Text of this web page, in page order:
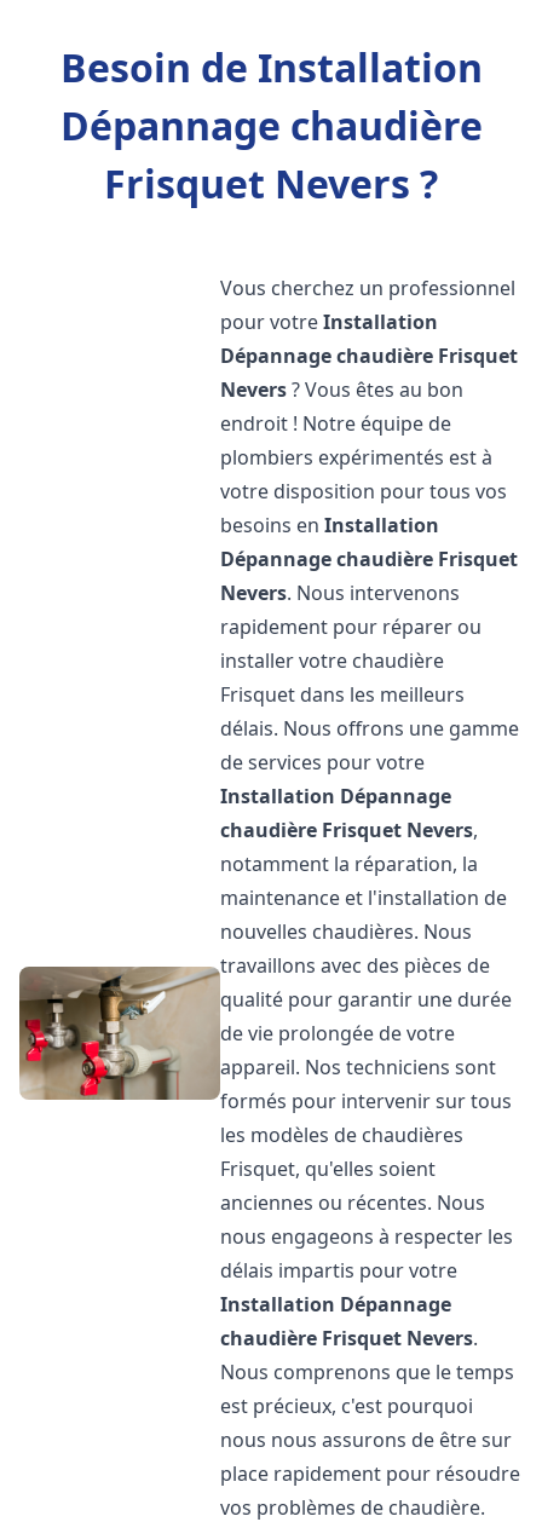
Besoin de Installation
Dépannage chaudière
Frisquet Nevers ?
Vous cherchez un professionnel
pour votreInstallation
Dépannage chaudière Frisquet
Nevers? Vous êtes au bon
endroit ! Notre équipe de
plombiers expérimentés est à
votre disposition pour tous vos
besoins enInstallation
Dépannage chaudière Frisquet
Nevers. Nous intervenons
rapidement pour réparer ou
installer votre chaudière
Frisquet dans les meilleurs
délais. Nous offrons une gamme
de services pour votre
Installation Dépannage
chaudière Frisquet Nevers,
notamment la réparation, la
maintenance et l'installation de
nouvelles chaudières. Nous
travaillons avec des pièces de
qualité pour garantir une durée
de vie prolongée de votre
appareil. Nos techniciens sont
formés pour intervenir sur tous
les modèles de chaudières
Frisquet, qu'elles soient
anciennes ou récentes. Nous
nous engageons à respecter les
délais impartis pour votre
Installation Dépannage
chaudière Frisquet Nevers.
Nous comprenons que le temps
est précieux, c'est pourquoi
nous nous assurons de être sur
place rapidement pour résoudre
vos problèmes de chaudière.